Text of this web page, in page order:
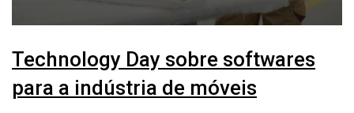
Technology Day sobre softwares
para a indústria de móveis